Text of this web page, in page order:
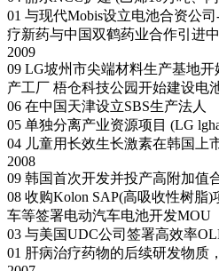
01 与现代Mobis设立电池合资公司
疗新药与中国双鹤药业合作引进
2009
09 LG坡州市尖端材料生产基地
产工厂 梧仓科技公园开始建设电
06 在中国天津设立SBS生产法人
05 单独分离产业资源项目 (LG
04 儿童用长效生长激素在韩国上
2008
09 韩国首次开发并投产高附加值
08 收购Kolon SAP(高吸收性树脂)
车等签署电动汽车电池开发MOU
03 与美国UDC公司签署高效率
01 肝病治疗药物的后续研发物质